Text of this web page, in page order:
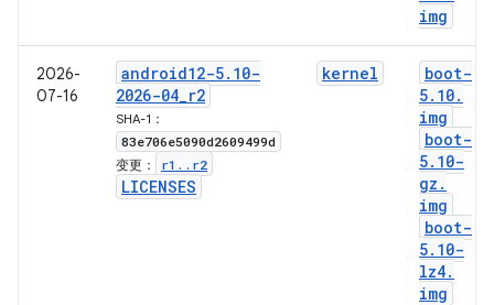
img
2026-
07-16
android12-5. 10-
2026-04_r2
SHA-1：
83e706e5090d2609499d
变更： r1 . . r2
LICENSES
kernel
boot-
5. 10.
img
boot-
5. 10-
gz .
img
boot-
5. 10-
lz4.
img